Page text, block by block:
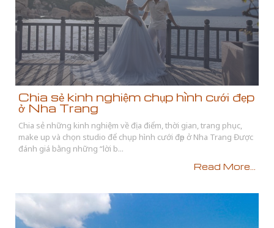
Chia sẻ kinh nghiệm chụp hình cưới đẹp
ở Nha Trang
Chia sẻ những kinh nghiệm về địa điểm, thời gian, trang phục,
make up và chọn studio để chụp hình cưới đẹp ở Nha Trang Được
đánh giá bằng những “lời b...
Read More...